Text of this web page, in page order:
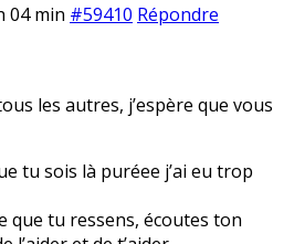
04 min #59410 Répondre
les autres, j’espère que vous
tu sois là puréee j’ai eu trop
que tu ressens, écoutes ton